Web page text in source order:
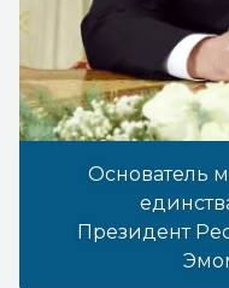
Основатель
Президент